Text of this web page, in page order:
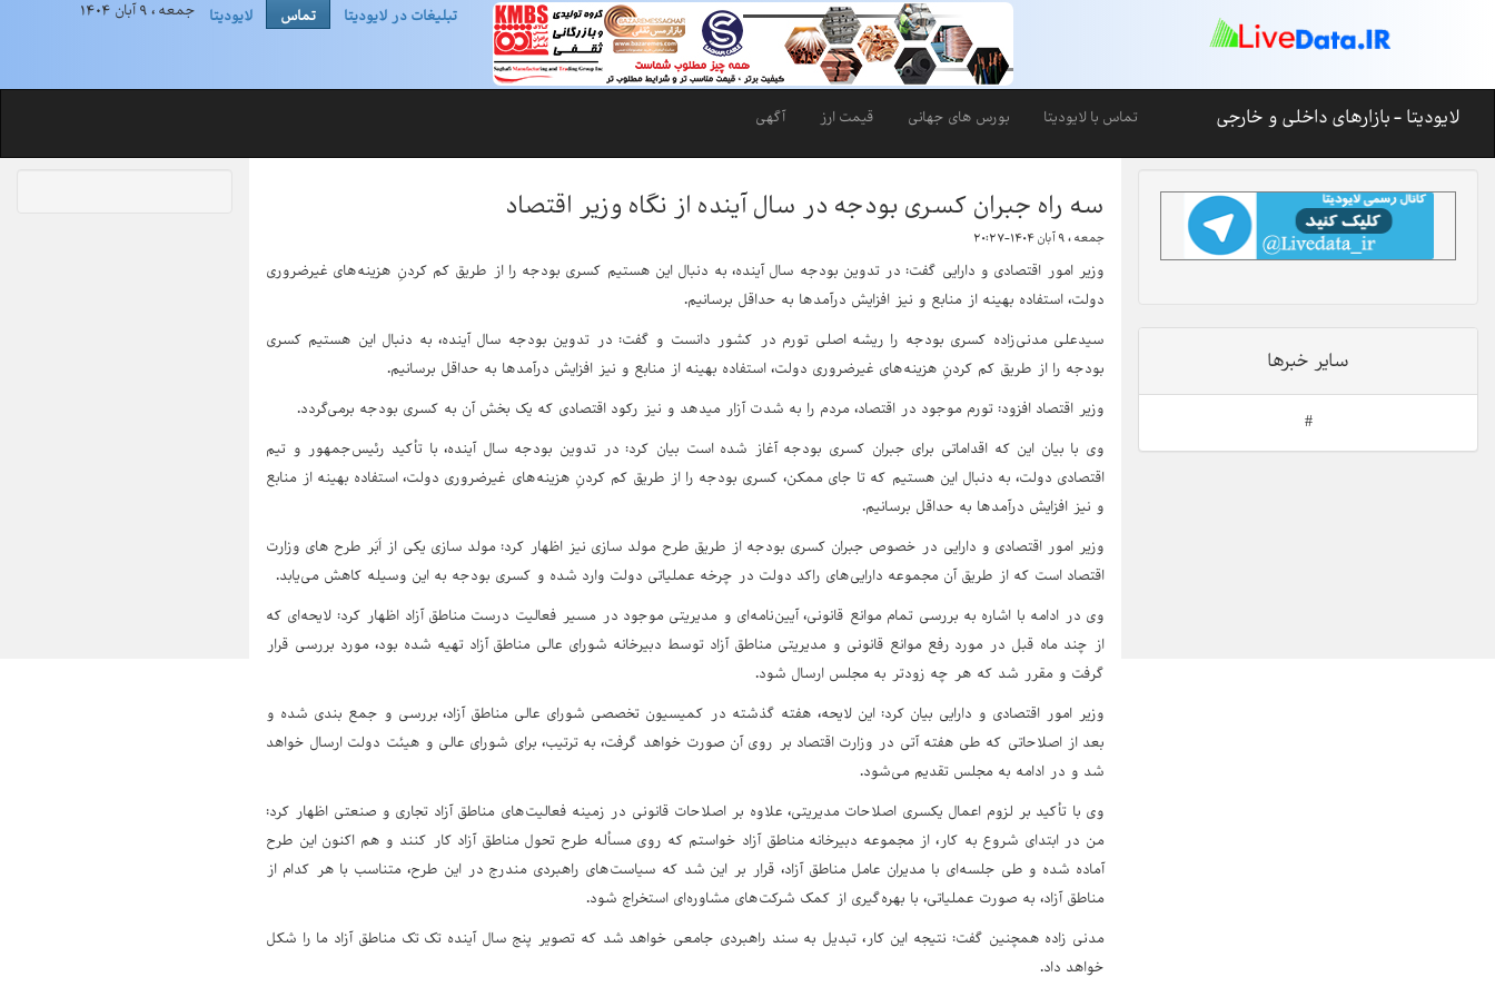
تبلیغات در لایودیتا تماس لایودیتا جمعه ، ۹ آبان ۱۴۰۴
لایودیتا - بازارهای داخلی و خارجی آگهی قیمت ارز بورس های جهانی تماس با لایودیتا
سه راه جبران کسری بودجه در سال آینده از نگاه وزیر اقتصاد
جمعه ، ۹ آبان ۱۴۰۴-۲۰:۲۷
وزیر امور اقتصادی و دارایی گفت: در تدوین بودجه سال آینده، به دنبال این هستیم کسری بودجه را از طریق کم کردنِ هزینه‌های غیرضروری
دولت، استفاده بهینه از منابع و نیز افزایش درآمد‌ها به حداقل برسانیم.
سیدعلی مدنی‌زاده کسری بودجه را ریشه اصلی تورم در کشور دانست و گفت: در تدوین بودجه سال آینده، به دنبال این هستیم کسری
بودجه را از طریق کم کردنِ هزینه‌های غیرضروری دولت، استفاده بهینه از منابع و نیز افزایش درآمد‌ها به حداقل برسانیم.
وزیر اقتصاد افزود: تورم موجود در اقتصاد، مردم را به شدت آزار میدهد و نیز رکود اقتصادی که یک بخش آن به کسری بودجه برمی‌گردد.
وی با بیان این که اقداماتی برای جبران کسری بودجه آغاز شده است بیان کرد: در تدوین بودجه سال آینده، با تأکید رئیس‌جمهور و تیم
اقتصادی دولت، به دنبال این هستیم که تا جای ممکن، کسری بودجه را از طریق کم کردنِ هزینه‌های غیرضروری دولت، استفاده بهینه از منابع
و نیز افزایش درآمد‌ها به حداقل برسانیم.
وزیر امور اقتصادی و دارایی در خصوص جبران کسری بودجه از طریق طرح مولد سازی نیز اظهار کرد: مولد سازی یکی از اَبَر طرح های وزارت
اقتصاد است که از طریق آن مجموعه دارایی‌های راکد دولت در چرخه عملیاتی دولت وارد شده و کسری بودجه به این وسیله کاهش می‌یابد.
وی در ادامه با اشاره به بررسی تمام موانع قانونی، آیین‌نامه‌ای و مدیریتی موجود در مسیر فعالیت درست مناطق آزاد اظهار کرد: لایحه‌ای که
از چند ماه قبل در مورد رفع موانع قانونی و مدیریتی مناطق آزاد توسط دبیرخانه شورای عالی مناطق آزاد تهیه شده بود، مورد بررسی قرار
گرفت و مقرر شد که هر چه زودتر به مجلس ارسال شود.
وزیر امور اقتصادی و دارایی بیان کرد: این لایحه، هفته گذشته در کمیسیون تخصصی شورای عالی مناطق آزاد، بررسی و جمع بندی شده و
بعد از اصلاحاتی که طی هفته آتی در وزارت اقتصاد بر روی آن صورت خواهد گرفت، به ترتیب، برای شورای عالی و هیئت دولت ارسال خواهد
شد و در ادامه به مجلس تقدیم می‌شود.
وی با تأکید بر لزوم اعمال یکسری اصلاحات مدیریتی، علاوه بر اصلاحات قانونی در زمینه فعالیت‌های مناطق آزاد تجاری و صنعتی اظهار کرد:
من در ابتدای شروع به کار، از مجموعه دبیرخانه مناطق آزاد خواستم که روی مسأله طرح تحول مناطق آزاد کار کنند و هم اکنون این طرح
آماده شده و طی جلسه‌ای با مدیران عامل مناطق آزاد، قرار بر این شد که سیاست‌های راهبردی مندرج در این طرح، متناسب با هر کدام از
مناطق آزاد، به صورت عملیاتی، با بهره‌گیری از کمک شرکت‌های مشاوره‌ای استخراج شود.
مدنی زاده همچنین گفت: نتیجه این کار، تبدیل به سند راهبردی جامعی خواهد شد که تصویر پنج سال آینده تک تک مناطق آزاد ما را شکل
خواهد داد.
سایر خبرها
#